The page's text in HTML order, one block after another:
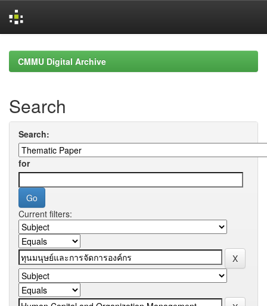
navigationCMMU Digital Archive
Search
Search:
for
Current filters: